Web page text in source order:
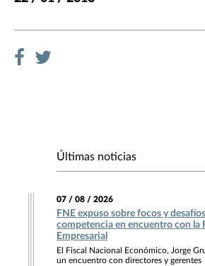
Últimas noticias
07 / 08 / 2026
FNE expuso sobre focos y
competencia en encuentro con la
Empresarial
El Fiscal Nacional Económico, Jorge
un encuentro con directores y gerentes